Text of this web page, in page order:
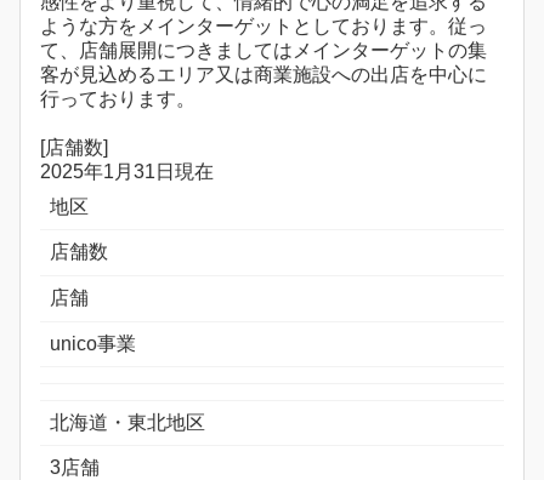
ような方をメインターゲットとしております。従っ
て、店舗展開につきましてはメインターゲットの集
客が見込めるエリア又は商業施設への出店を中心に
行っております。
[店舗数]
2025年1月31日現在
地区
店舗数
店舗
unico事業
北海道・東北地区
3店舗